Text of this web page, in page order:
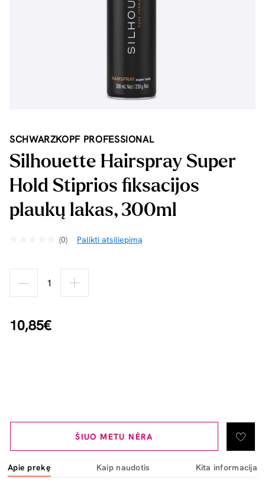
SCHWARZKOPF PROFESSIONAL
Silhouette Hairspray Super
Hold Stiprios fiksacijos
plaukų lakas, 300ml
(0) Palikti atsiliepimą
10,85€
ŠIUO METU NĖRA
Apie prekę Kaip naudotis Kita informacija